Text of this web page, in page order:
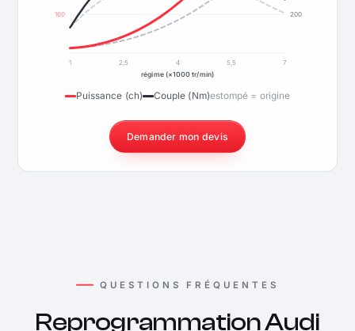
160 200
1 2,5 4 5,5
7
régime (×1000 tr/min)
Puissance (ch) Couple (Nm)estompé = origine
Demander mon devis
QUESTIONS FRÉQUENTES
Reprogrammation Audi